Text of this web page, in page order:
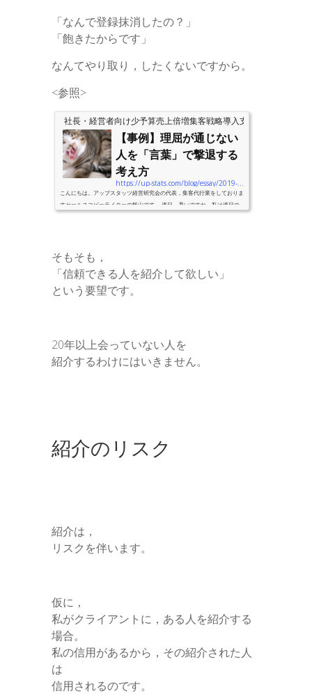
「なんで登録抹消したの？」
「飽きたからです」
なんてやり取り，したくないですから。
<参照>
社長・経営者向け少予算売上倍増集客戦略導入支援のアップスタ
【事例】理屈が通じない
人を「言葉」で撃退する
考え方
こんにちは。アップスタッツ経営研究会の代表，集客代行業をしておりま
すセールスコピーライターの飯山です。 連日，暑いですね。私は連日の
タ仕様です。 一部，不快な表現が含まれるかもしれません。 テーマは，
「人を一撃で黙らせ，食い下がらせない方法の模索」です。 ネタとして
最後...
そもそも，
「信頼できる人を紹介して欲しい」
という要望です。
20年以上会っていない人を
紹介するわけにはいきません。
紹介のリスク
紹介は，
リスクを伴います。
仮に，
私がクライアントに，ある人を紹介する
場合。
私の信用があるから，その紹介された人
は
信用されるのです。